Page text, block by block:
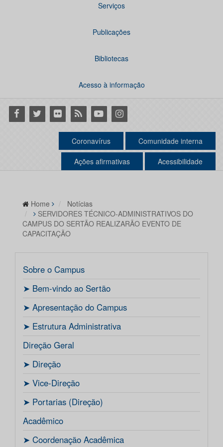
Serviços
Publicações
Bibliotecas
Acesso à informação
Facebook
Twitter Flickr RSS YoutubeInstagram
Coronavírus Comunidade interna
Ações afirmativas Acessibilidade
Home
Notícias
SERVIDORES TÉCNICO-ADMINISTRATIVOS DO
CAMPUS DO SERTÃO REALIZARÃO EVENTO DE
CAPACITAÇÃO
Sobre o Campus
ㅤ➤ Bem-vindo ao Sertão
ㅤ➤ Apresentação do Campus
ㅤ➤ Estrutura Administrativa
Direção Geral
ㅤ➤ Direção
ㅤ➤ Vice-Direção
ㅤ➤ Portarias (Direção)
Acadêmico
ㅤ➤ Coordenação Acadêmica